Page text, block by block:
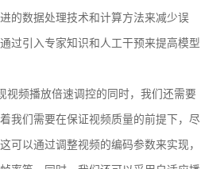
的数据处理技术和计算方法来减少误
过引入专家知识和人工干预来提高模型
视频播放倍速调控的同时，我们还需要
我们需要在保证视频质量的前提下，尽
可以通过调整视频的编码参数来实现，